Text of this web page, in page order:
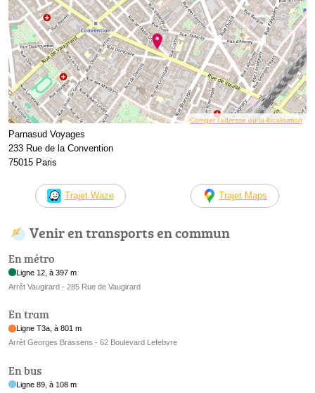
Corriger l’adresse ou la localisation
Parnasud Voyages
233 Rue de la Convention
75015 Paris
Trajet Waze Trajet Maps
Venir en transports en commun
En métro
Ligne 12, à 397 m
Arrêt Vaugirard - 285 Rue de Vaugirard
En tram
Ligne T3a, à 801 m
Arrêt Georges Brassens - 62 Boulevard Lefebvre
En bus
Ligne 89, à 108 m